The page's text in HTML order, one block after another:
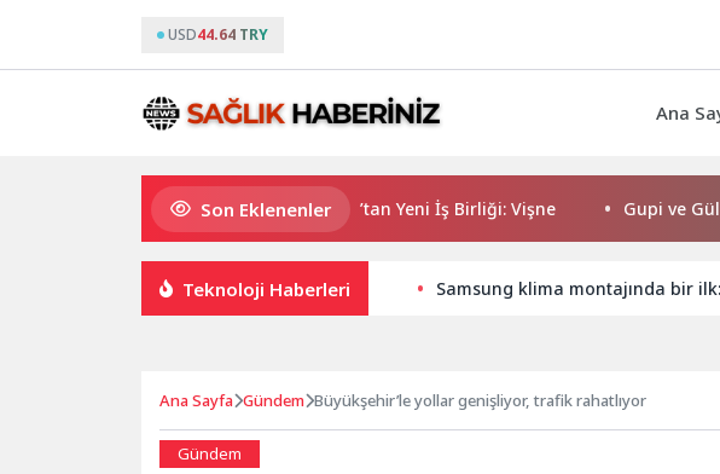
USD44.64 TRY
Ana
Son Eklenenler
M Lisa ve Dolu Kadehi Ters Tut’tan Yeni İş Birliği: Vişne Gupi ve
Teknoloji Haberleri Samsung klima montajında bir
Ana Sayfa Gündem Büyükşehir’le yollar genişliyor, trafik rahatlıyor
Gündem